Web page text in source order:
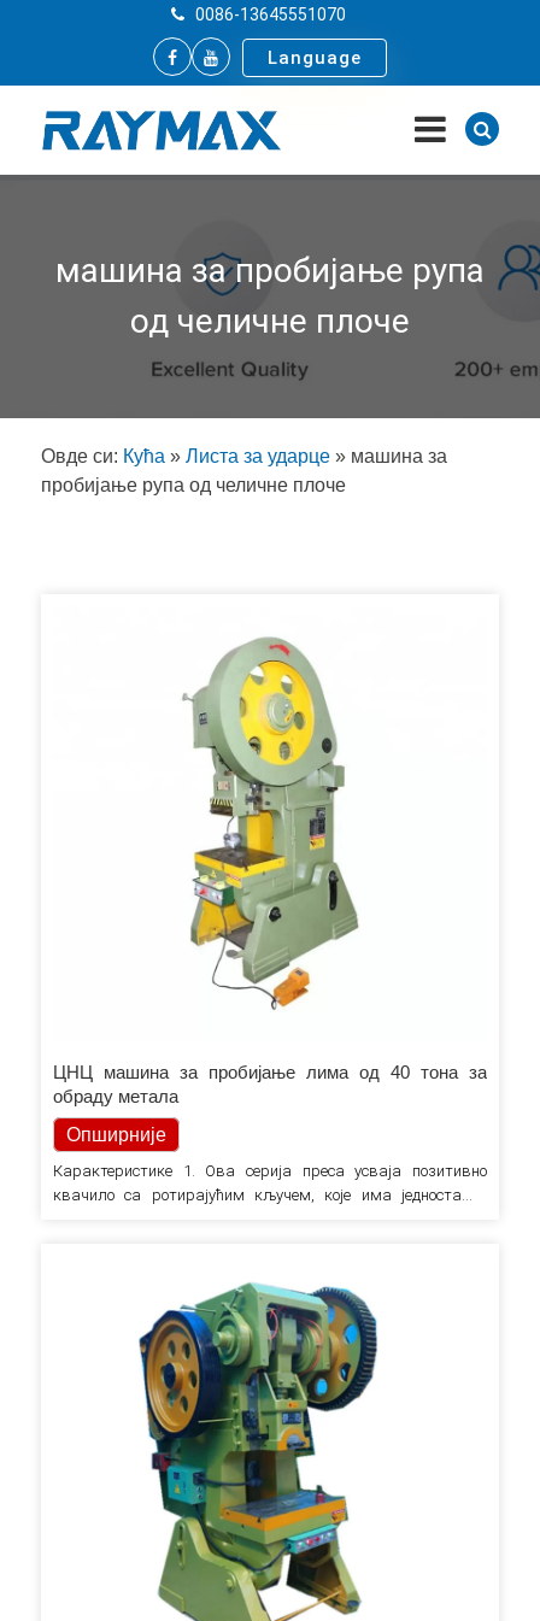
0086-13645551070
Language
машина за пробијање рупа
од челичне плоче
Овде си: Кућа » Листа за ударце » машина за
пробијање рупа од челичне плоче
ЦНЦ машина за пробијање лима од 40 тона за
обраду метала
Опширније
Карактеристике 1. Ова серија преса усваја позитивно
квачило са ротирајућим кључем, које има једноставну
усвојила котрљајући лежај, а не обично коришћени клизни
лежај (бакар…